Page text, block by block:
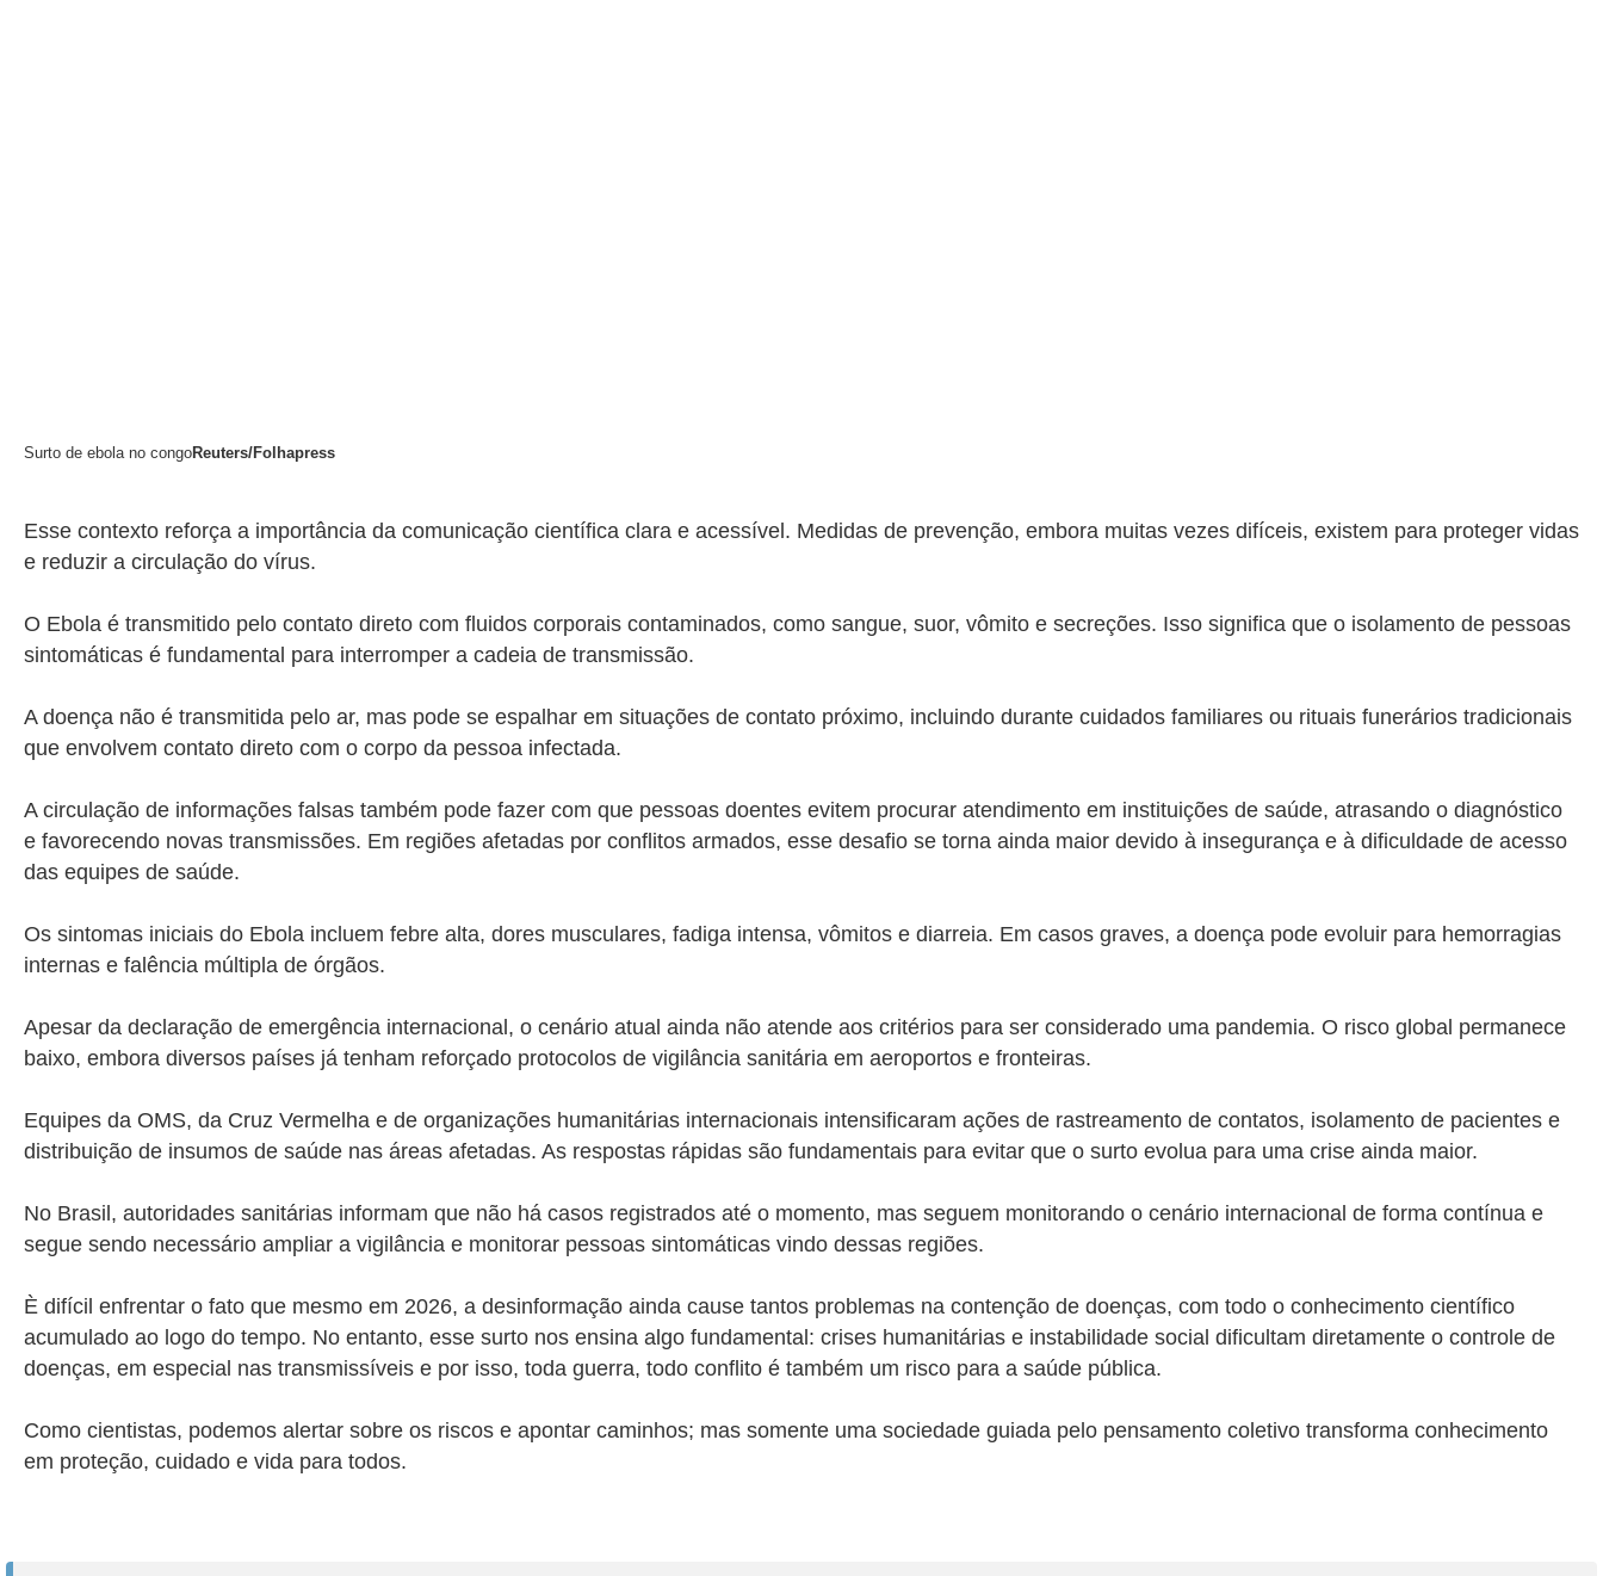
Surto de ebola no congoReuters/Folhapress
Esse contexto reforça a importância da comunicação científica clara e acessível. Medidas de prevenção, embora muitas vezes difíceis, existem para proteger vidas
e reduzir a circulação do vírus.
O Ebola é transmitido pelo contato direto com fluidos corporais contaminados, como sangue, suor, vômito e secreções. Isso significa que o isolamento de pessoas
sintomáticas é fundamental para interromper a cadeia de transmissão.
A doença não é transmitida pelo ar, mas pode se espalhar em situações de contato próximo, incluindo durante cuidados familiares ou rituais funerários tradicionais
que envolvem contato direto com o corpo da pessoa infectada.
A circulação de informações falsas também pode fazer com que pessoas doentes evitem procurar atendimento em instituições de saúde, atrasando o diagnóstico
e favorecendo novas transmissões. Em regiões afetadas por conflitos armados, esse desafio se torna ainda maior devido à insegurança e à dificuldade de acesso
das equipes de saúde.
Os sintomas iniciais do Ebola incluem febre alta, dores musculares, fadiga intensa, vômitos e diarreia. Em casos graves, a doença pode evoluir para hemorragias
internas e falência múltipla de órgãos.
Apesar da declaração de emergência internacional, o cenário atual ainda não atende aos critérios para ser considerado uma pandemia. O risco global permanece
baixo, embora diversos países já tenham reforçado protocolos de vigilância sanitária em aeroportos e fronteiras.
Equipes da OMS, da Cruz Vermelha e de organizações humanitárias internacionais intensificaram ações de rastreamento de contatos, isolamento de pacientes e
distribuição de insumos de saúde nas áreas afetadas. As respostas rápidas são fundamentais para evitar que o surto evolua para uma crise ainda maior.
No Brasil, autoridades sanitárias informam que não há casos registrados até o momento, mas seguem monitorando o cenário internacional de forma contínua e
segue sendo necessário ampliar a vigilância e monitorar pessoas sintomáticas vindo dessas regiões.
È difícil enfrentar o fato que mesmo em 2026, a desinformação ainda cause tantos problemas na contenção de doenças, com todo o conhecimento científico
acumulado ao logo do tempo. No entanto, esse surto nos ensina algo fundamental: crises humanitárias e instabilidade social dificultam diretamente o controle de
doenças, em especial nas transmissíveis e por isso, toda guerra, todo conflito é também um risco para a saúde pública.
Como cientistas, podemos alertar sobre os riscos e apontar caminhos; mas somente uma sociedade guiada pelo pensamento coletivo transforma conhecimento
em proteção, cuidado e vida para todos.